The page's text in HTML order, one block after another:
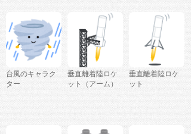
台風のキャラク
ター
垂直離着陸ロケ
ット（アーム）
垂直離着陸ロケ
ット